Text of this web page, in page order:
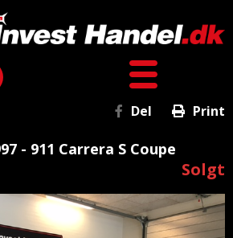
Del Print
- 911 Carrera S Coupe
Solgt